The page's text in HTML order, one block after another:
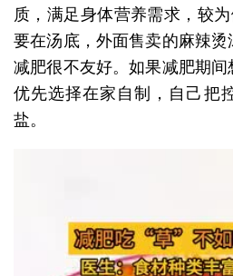
质，满足身体营养需求，较
要在汤底，外面售卖的麻辣
减肥很不友好。如果减肥期
优先选择在家自制，自己把
盐。